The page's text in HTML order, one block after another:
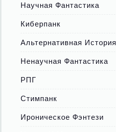
Научная Фантастика
Киберпанк
Альтернативная История
Ненаучная Фантастика
РПГ
Стимпанк
Ироническое Фэнтези